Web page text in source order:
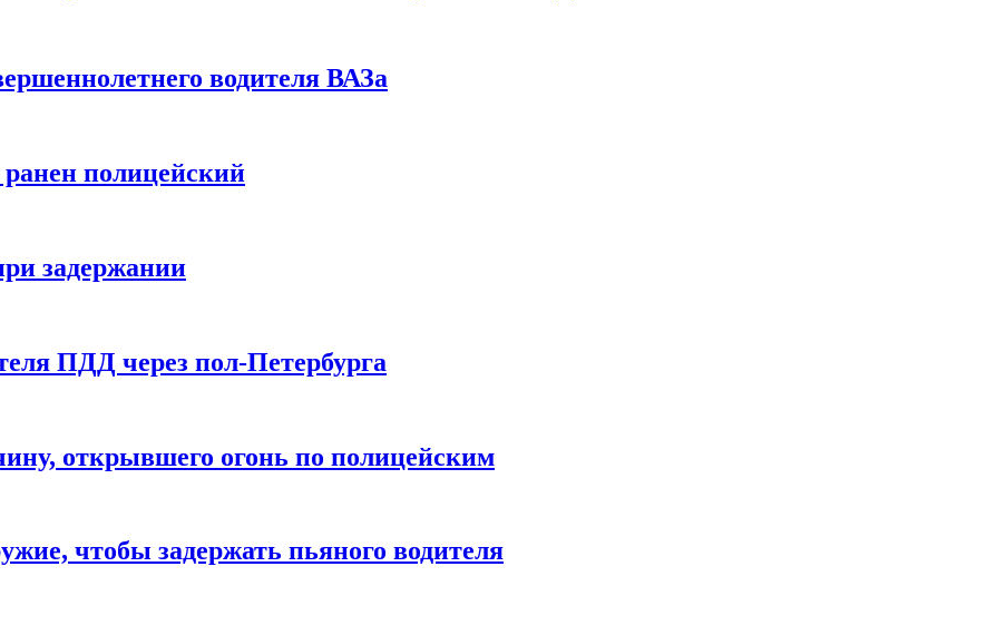
водителя ВАЗа
ранен полицейский
задержании
ПДД через пол-Петербурга
открывшего огонь по полицейским
чтобы задержать пьяного водителя